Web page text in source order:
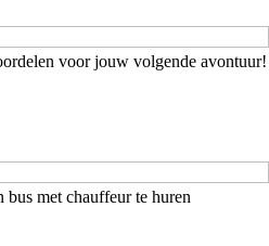
voor jouw volgende avontuur!
bus met chauffeur te huren